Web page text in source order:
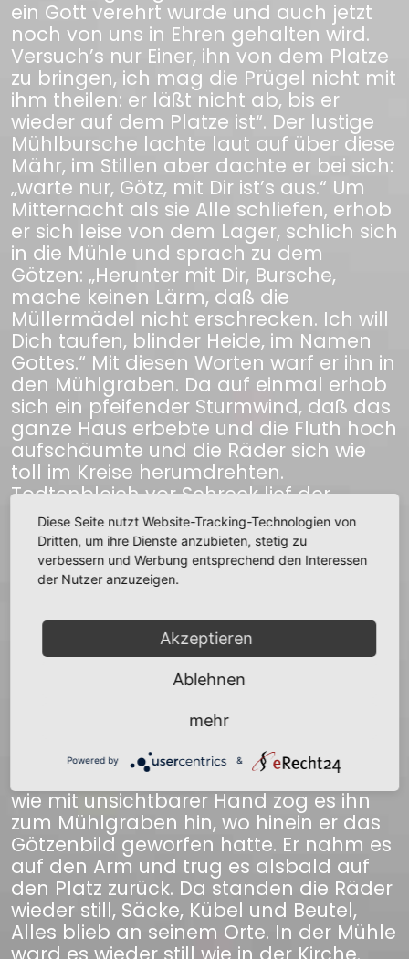
ein Gott verehrt wurde und auch jetzt
noch von uns in Ehren gehalten wird.
Versuch’s nur Einer, ihn von dem Platze
zu bringen, ich mag die Prügel nicht mit
ihm theilen: er läßt nicht ab, bis er
wieder auf dem Platze ist“. Der lustige
Mühlbursche lachte laut auf über diese
Mähr, im Stillen aber dachte er bei sich:
„warte nur, Götz, mit Dir ist’s aus.“ Um
Mitternacht als sie Alle schliefen, erhob
er sich leise von dem Lager, schlich sich
in die Mühle und sprach zu dem
Götzen: „Herunter mit Dir, Bursche,
mache keinen Lärm, daß die
Müllermädel nicht erschrecken. Ich will
Dich taufen, blinder Heide, im Namen
Gottes.“ Mit diesen Worten warf er ihn in
den Mühlgraben. Da auf einmal erhob
sich ein pfeifender Sturmwind, daß das
ganze Haus erbebte und die Fluth hoch
aufschäumte und die Räder sich wie
toll im Kreise herumdrehten.
Todtenbleich vor Schreck lief der
Mühlbursche schnell zurück in die
Mühle, aber da gingen ihm erst die
Augen über. Was nur in der Mühle war,
Kübel, Säcke, Kästen, Beutel, ja selbst
der Mühle herum, darein erscholl der
grelle Ton des Glöckchens. Alles
krachte und donnerte, als wäre der
jüngste Tag gekommen. Noch hatte
der vorwitzige Bursche sich nicht vom
ersten Schreck erholt, da kam ein Kübel
geflogen, gerade auf ihn los, der ihm
den Kopf zu zerschmettern drohte, und
wie mit unsichtbarer Hand zog es ihn
zum Mühlgraben hin, wo hinein er das
Götzenbild geworfen hatte. Er nahm es
auf den Arm und trug es alsbald auf
den Platz zurück. Da standen die Räder
wieder still, Säcke, Kübel und Beutel,
Alles blieb an seinem Orte. In der Mühle
Diese Seite nutzt Website-Tracking-Technologien von
Dritten, um ihre Dienste anzubieten, stetig zu
verbessern und Werbung entsprechend den Interessen
der Nutzer anzuzeigen.
Akzeptieren
Ablehnen
mehr
Powered by &